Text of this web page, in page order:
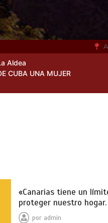
Aldea
CUBA UNA MUJER
«Canarias tiene un
proteger nuestro hogar.
por admin